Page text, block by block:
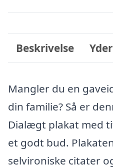
Beskrivelse
Mangler du en
din familie? Så er
Dialægt plakat med
et godt bud.
selvironiske citater